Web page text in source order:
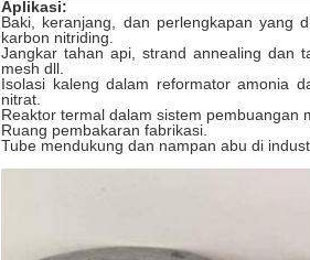
Aplikasi:
Baki, keranjang, dan perlengkapan yang
karbon nitriding.
Jangkar tahan api, strand annealing dan
mesh dll.
Isolasi kaleng dalam reformator amonia
nitrat.
Reaktor termal dalam sistem pembuangan
Ruang pembakaran fabrikasi.
Tube mendukung dan nampan abu di